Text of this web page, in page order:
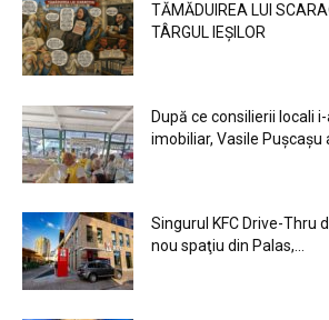
TĂMĂDUIREA LUI
TÂRGUL IEȘILOR
După ce consilierii locali
imobiliar, Vasile Pușcașu
Singurul KFC Drive-Thru
nou spaţiu din Palas,...